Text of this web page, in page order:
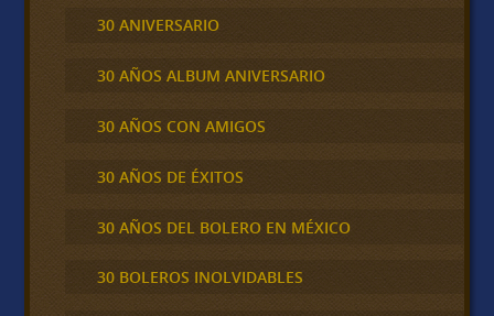
30 ANIVERSARIO
30 AÑOS ALBUM ANIVERSARIO
30 AÑOS CON AMIGOS
30 AÑOS DE ÉXITOS
30 AÑOS DEL BOLERO EN MÉXICO
30 BOLEROS INOLVIDABLES